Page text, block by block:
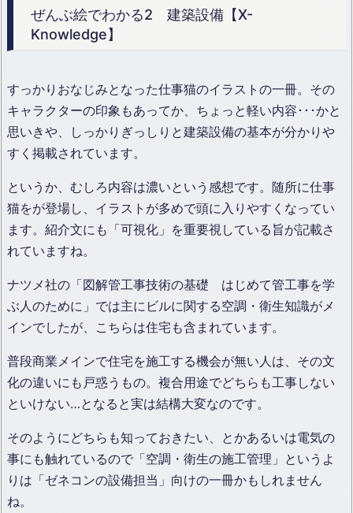
ぜんぶ絵でわかる2 建築設備【X-
Knowledge】
すっかりおなじみとなった仕事猫のイラストの一冊。その
キャラクターの印象もあってか、ちょっと軽い内容･･･かと
思いきや、しっかりぎっしりと建築設備の基本が分かりや
すく掲載されています。
というか、むしろ内容は濃いという感想です。随所に仕事
猫をが登場し、イラストが多めで頭に入りやすくなってい
ます。紹介文にも「可視化」を重要視している旨が記載さ
れていますね。
ナツメ社の「図解管工事技術の基礎 はじめて管工事を学
ぶ人のために」では主にビルに関する空調・衛生知識がメ
インでしたが、こちらは住宅も含まれています。
普段商業メインで住宅を施工する機会が無い人は、その文
化の違いにも戸惑うもの。複合用途でどちらも工事しない
といけない…となると実は結構大変なのです。
そのようにどちらも知っておきたい、とかあるいは電気の
事にも触れているので「空調・衛生の施工管理」というよ
りは「ゼネコンの設備担当」向けの一冊かもしれません
ね。